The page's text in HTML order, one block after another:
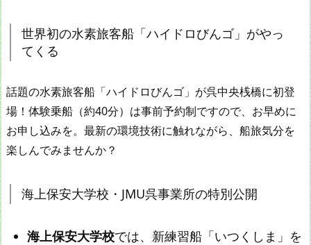
世界初の水素旅客船「ハイドロびんゴ」がやっ
てくる
話題の水素旅客船「ハイドロびんゴ」が呉中央桟橋に初登
場！体験乗船（約40分）は事前予約制ですので、お早めに
お申し込みを。最新の環境技術に触れながら、船旅気分を
楽しんでみませんか？
海上保安大学校・JMU呉事業所の特別公開
海上保安大学校では、新練習船「いつくしま」を